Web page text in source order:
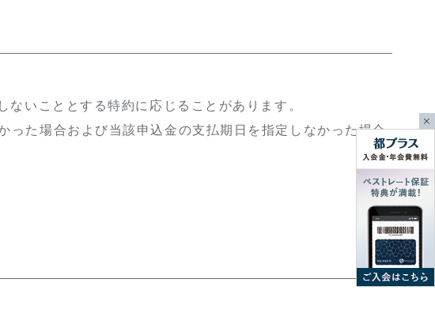
いこととする特約に応じることがあります。
た場合および当該申込金の支払期日を指定しなかった場合